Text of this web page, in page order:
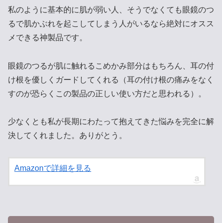
私のように基本的に肌が弱い人、そうでなくても眼鏡のつ
るで肌かぶれを起こしてしまう人がいるなら絶対にオスス
メできる神製品です。
眼鏡のつるが肌に触れるこめかみ部分はもちろん、耳の付
け根を優しくガードしてくれる（耳の付け根の痛みをなく
すのが恐らくこの製品の正しい使い方だと思われる）。
少なくとも私が長期にわたって抱えてきた悩みを完全に解
決してくれました。ありがとう。
Amazonで詳細を見る